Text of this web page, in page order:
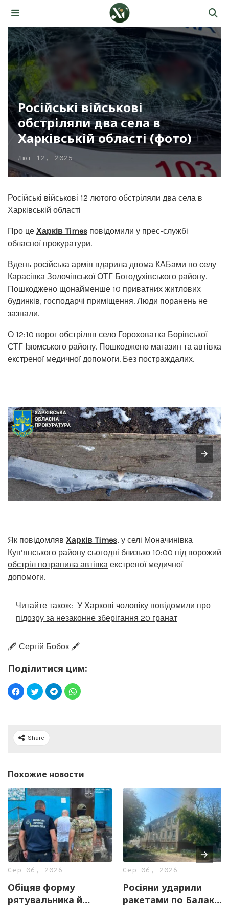
Російські військові
обстріляли два села в
Харківській області (фото)
Лют 12, 2025
Російські військові 12 лютого обстріляли два села в
Харківській області
Про це Харків Times повідомили у прес-службі
обласної прокуратури.
Вдень російська армія вдарила двома КАБами по селу
Карасівка Золочівської ОТГ Богодухівського району.
Пошкоджено щонайменше 10 приватних житлових
будинків, господарчі приміщення. Люди поранень не
зазнали.
О 12:10 ворог обстріляв село Гороховатка Борівської
СТГ Ізюмського району. Пошкоджено магазин та автівка
екстреної медичної допомоги. Без постраждалих.
Як повідомляв Харків Times, у селі Моначинівка
Куп’янського району сьогодні близько 10:00 під ворожий
обстріл потрапила автівка екстреної медичної
допомоги.
Читайте також: У Харкові чоловіку повідомили про
підозру за незаконне зберігання 20 гранат
🖋️ Сергій Бобок 🖋️
Поділитися цим:
Share
Похожие новости
Сер 06, 2026
Обіцяв форму
рятувальника й
Сер 06, 2026
Росіяни ударили
ракетами по Балаклії